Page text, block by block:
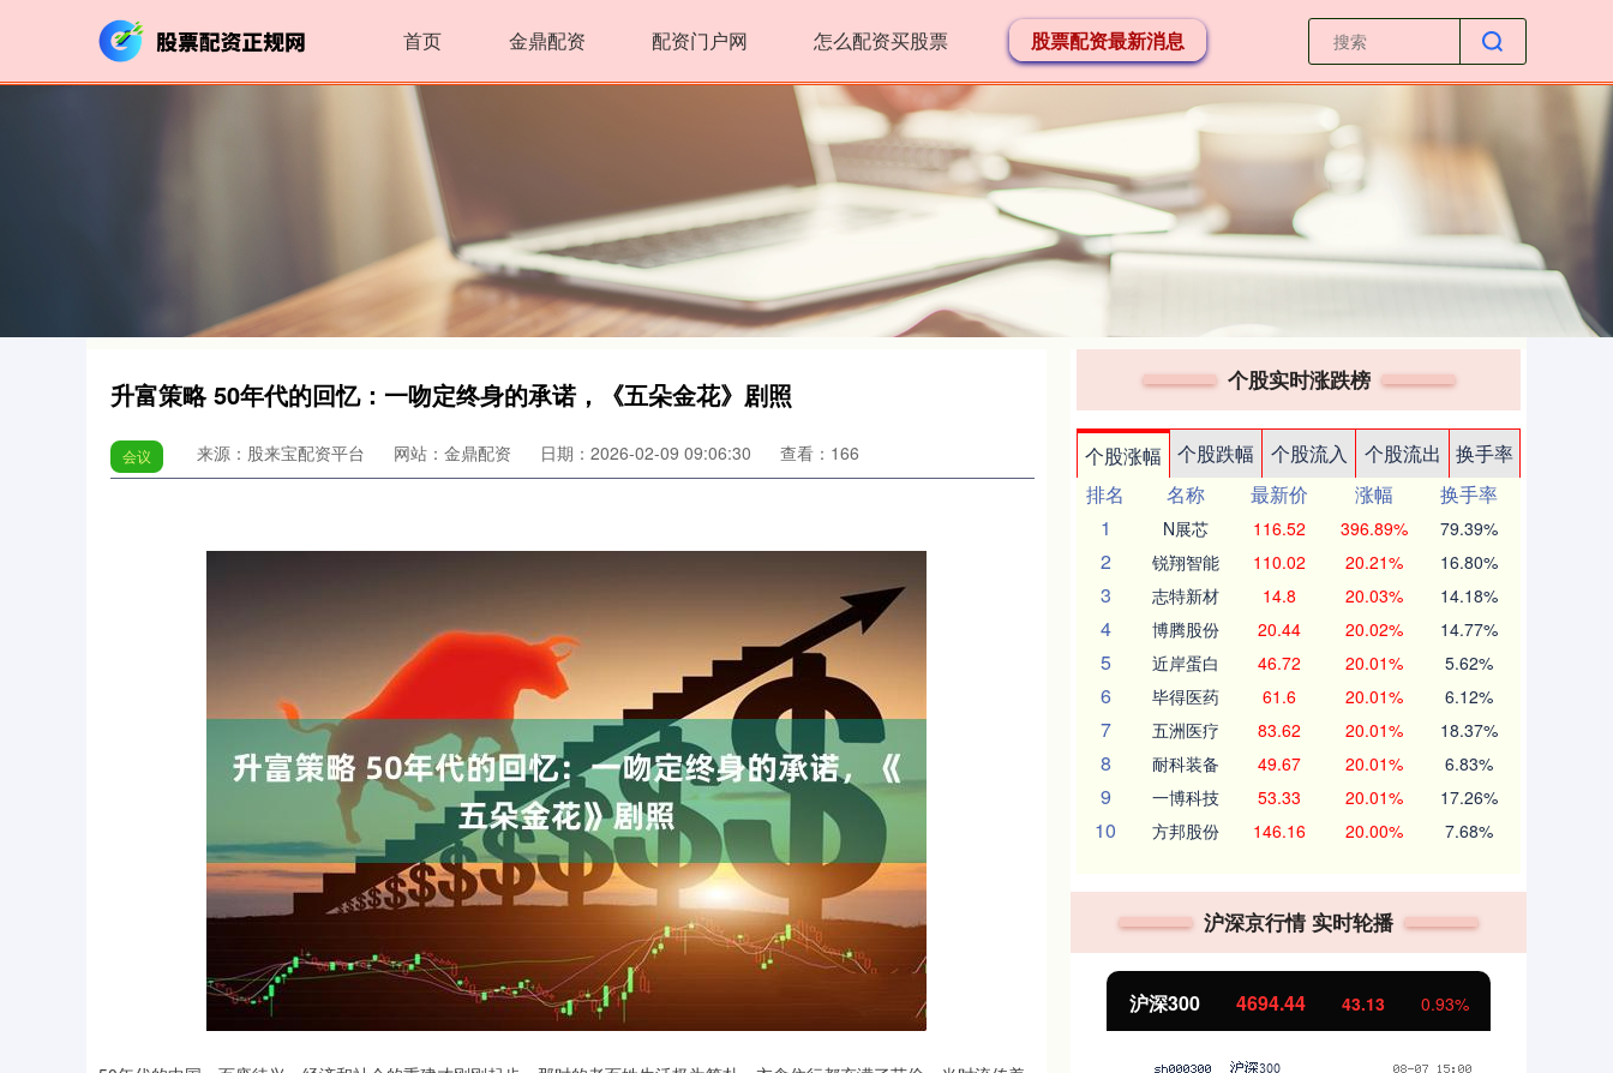
首页 金鼎配资 配资门户网 怎么配资买股票 股票配资最新消息
升富策略 50年代的回忆：一吻定终身的承诺，《五朵金花》剧照
会议 来源：股来宝配资平台 网站：金鼎配资 日期：2026-02-09 09:06:30 查看：166
个股实时涨跌榜
个股涨幅 个股跌幅 个股流入 个股流出
换手率
排名
名称 最新价 涨幅
换手率
1
N展芯 116.52 396.89% 79.39%
2 锐翔智能 110.02 20.21% 16.80%
3 志特新材 14.8 20.03% 14.18%
4 博腾股份 20.44 20.02% 14.77%
5 近岸蛋白 46.72 20.01% 5.62%
6 毕得医药 61.6 20.01% 6.12%
7 五洲医疗 83.62 20.01% 18.37%
8 耐科装备 49.67 20.01% 6.83%
9 一博科技 53.33 20.01% 17.26%
10 方邦股份 146.16 20.00% 7.68%
沪深京行情 实时轮播
上证指数 39.68 1.02% 200.89 沪深300 4694.44 43.13 0.93%